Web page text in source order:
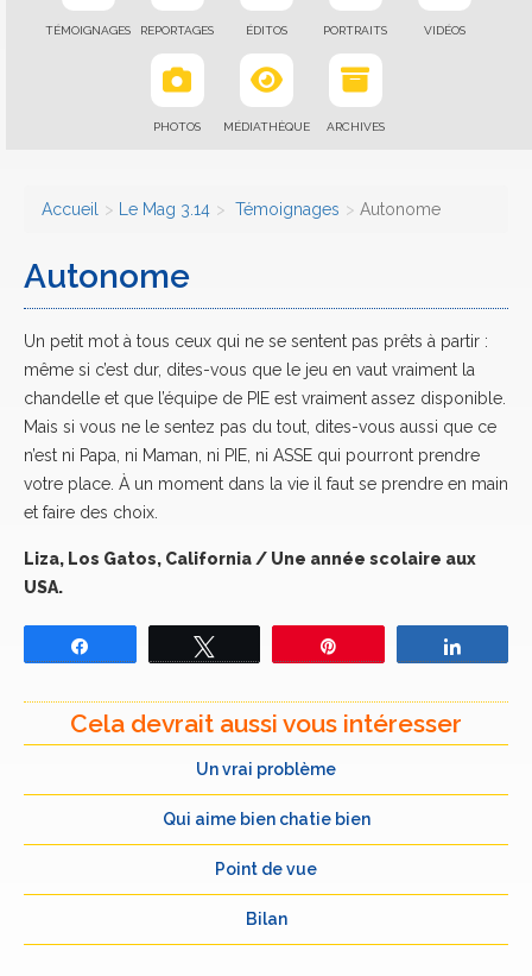
TÉMOIGNAGES REPORTAGES ÉDITOS PORTRAITS VIDÉOS
PHOTOS MÉDIATHÈQUE ARCHIVES
Accueil Le Mag 3.14 Témoignages Autonome
Autonome
Un petit mot à tous ceux qui ne se sentent pas prêts à partir :
même si c’est dur, dites-vous que le jeu en vaut vraiment la
chandelle et que l’équipe de PIE est vraiment assez disponible.
Mais si vous ne le sentez pas du tout, dites-vous aussi que ce
n’est ni Papa, ni Maman, ni PIE, ni ASSE qui pourront prendre
votre place. À un moment dans la vie il faut se prendre en main
et faire des choix.
Liza, Los Gatos, California / Une année scolaire aux
USA.
Cela devrait aussi vous intéresser
Un vrai problème
Qui aime bien chatie bien
Point de vue
Bilan